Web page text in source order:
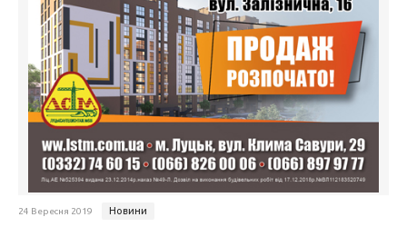
24 Вересня 2019 Новини